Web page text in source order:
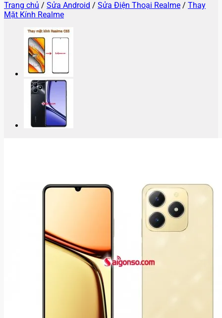
Trang chủ / Sửa Android / Sửa Điện Thoại Realme / Thay
Mặt Kính Realme